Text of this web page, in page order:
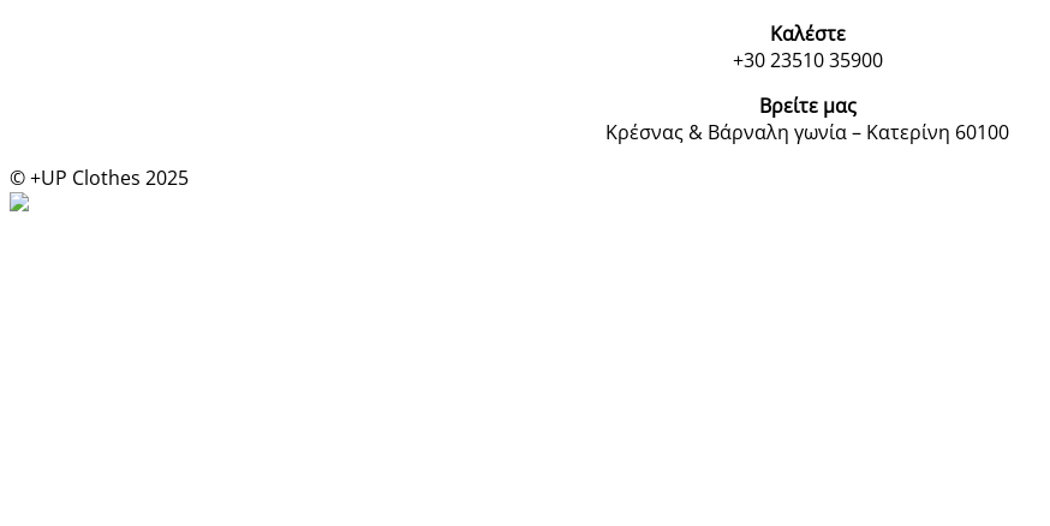
Καλέστε
+30 23510 35900
Βρείτε μας
Κρέσνας & Βάρναλη γωνία – Κατερίνη 60100
© +UP Clothes 2025